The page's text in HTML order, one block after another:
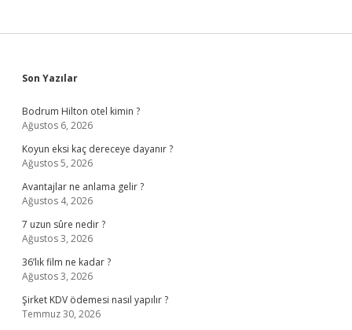
Sidebar
Son Yazılar
Bodrum Hilton otel kimin ?
Ağustos 6, 2026
Koyun eksi kaç dereceye dayanır ?
Ağustos 5, 2026
Avantajlar ne anlama gelir ?
Ağustos 4, 2026
7 uzun sûre nedir ?
Ağustos 3, 2026
36’lık film ne kadar ?
Ağustos 3, 2026
Şirket KDV ödemesi nasıl yapılır ?
Temmuz 30, 2026